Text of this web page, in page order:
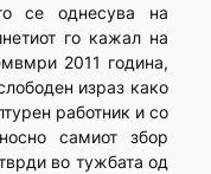
се однесува на
го кажал на
2011 година,
израз како
работник и со
самиот збор
во тужбата од